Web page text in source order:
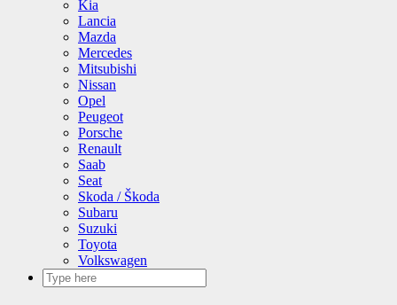
Kia
Lancia
Mazda
Mercedes
Mitsubishi
Nissan
Opel
Peugeot
Porsche
Renault
Saab
Seat
Skoda / Škoda
Subaru
Suzuki
Toyota
Volkswagen